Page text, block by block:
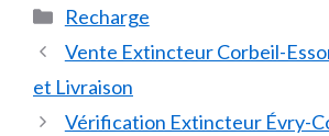
Catégories
Recharge
Vente Extincteur Corbeil-
et Livraison
Vérification Extincteur Évry-